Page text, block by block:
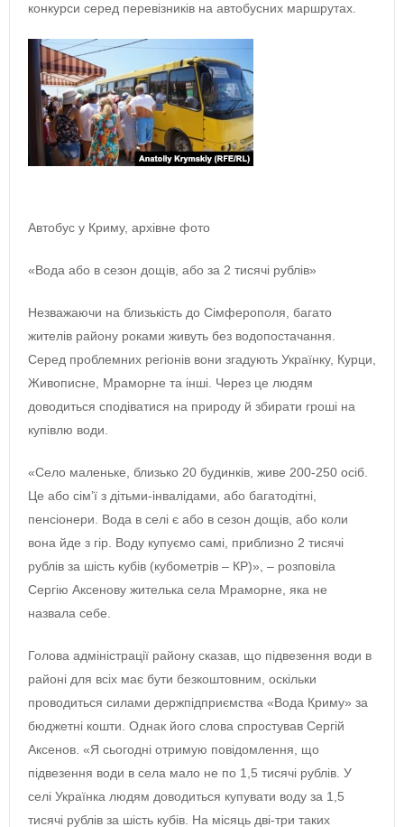
конкурси серед перевізників на автобусних маршрутах.
Автобус у Криму, архівне фото
«Вода або в сезон дощів, або за 2 тисячі рублів»
Незважаючи на близькість до Сімферополя, багато
жителів району роками живуть без водопостачання.
Серед проблемних регіонів вони згадують Українку, Курци,
Живописне, Мраморне та інші. Через це людям
доводиться сподіватися на природу й збирати гроші на
купівлю води.
«Село маленьке, близько 20 будинків, живе 200-250 осіб.
Це або сім’ї з дітьми-інвалідами, або багатодітні,
пенсіонери. Вода в селі є або в сезон дощів, або коли
вона йде з гір. Воду купуємо самі, приблизно 2 тисячі
рублів за шість кубів (кубометрів ‒ КР)», ‒ розповіла
Сергію Аксенову жителька села Мраморне, яка не
назвала себе.
Голова адміністрації району сказав, що підвезення води в
районі для всіх має бути безкоштовним, оскільки
проводиться силами держпідприємства «Вода Криму» за
бюджетні кошти. Однак його слова спростував Сергій
Аксенов. «Я сьогодні отримую повідомлення, що
підвезення води в села мало не по 1,5 тисячі рублів. У
селі Українка людям доводиться купувати воду за 1,5
тисячі рублів за шість кубів. На місяць дві-три таких